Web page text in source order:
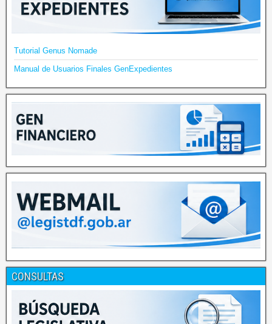
Tutorial Genus Nomade
Manual de Usuarios Finales GenExpedientes
CONSULTAS